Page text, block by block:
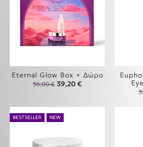
Eternal Glow Box + Δώρο
56,00€ Original price was: 56,00
39,20 €Η τρέχουσα τιμή
BESTSELLER NEW